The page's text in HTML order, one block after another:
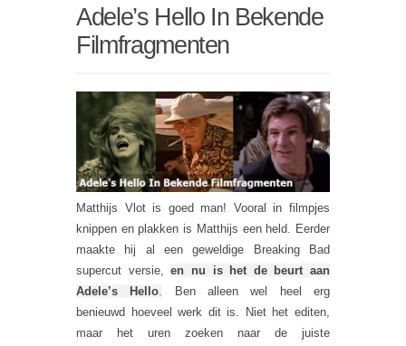
Adele’s Hello In Bekende
Filmfragmenten
Matthijs Vlot is goed man! Vooral in filmpjes
knippen en plakken is Matthijs een held. Eerder
maakte hij al een geweldige Breaking Bad
supercut versie,en nu is het de beurt aan
Adele’s Hello. Ben alleen wel heel erg
benieuwd hoeveel werk dit is. Niet het editen,
maar het uren zoeken naar de juiste